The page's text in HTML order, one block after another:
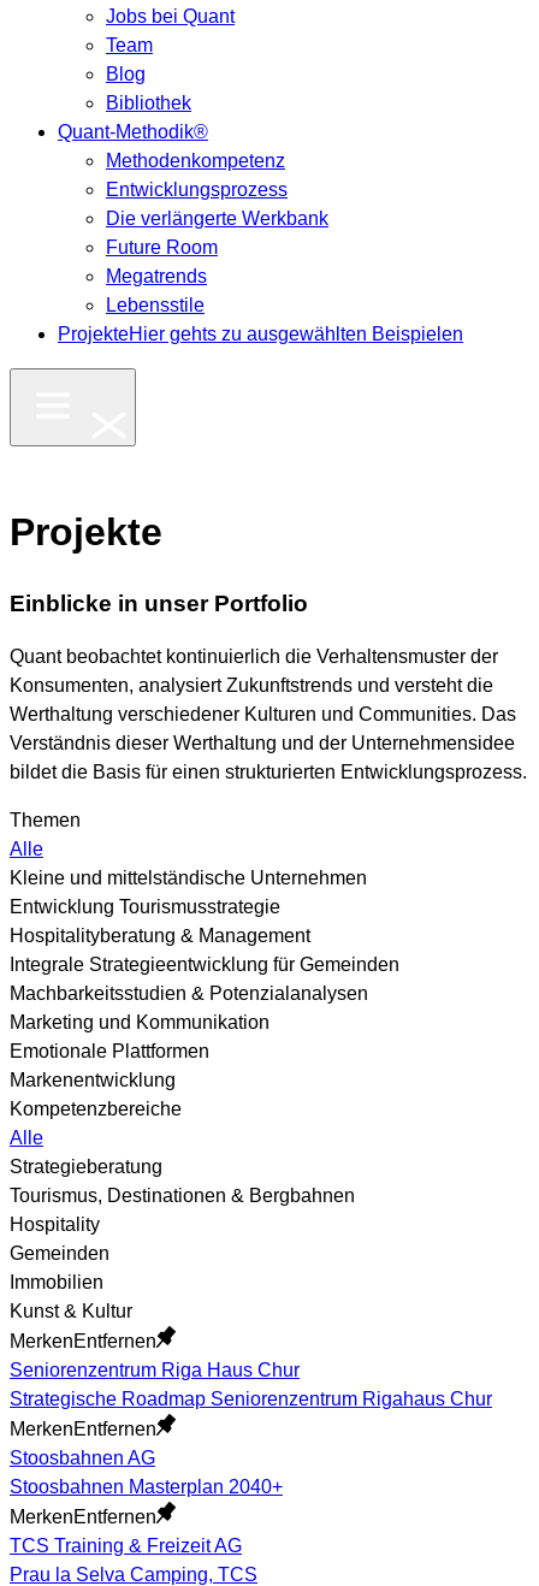
Jobs bei Quant
Team
Blog
Bibliothek
Quant-Methodik®
Methodenkompetenz
Entwicklungsprozess
Die verlängerte Werkbank
Future Room
Megatrends
Lebensstile
ProjekteHier gehts zu ausgewählten Beispielen
Projekte
Einblicke in unser Portfolio
Quant beobachtet kontinuierlich die Verhaltensmuster der
Konsumenten, analysiert Zukunftstrends und versteht die
Werthaltung verschiedener Kulturen und Communities. Das
Verständnis dieser Werthaltung und der Unternehmensidee
bildet die Basis für einen strukturierten Entwicklungsprozess.
Themen
Alle
Kleine und mittelständische Unternehmen
Entwicklung Tourismusstrategie
Hospitalityberatung & Management
Integrale Strategieentwicklung für Gemeinden
Machbarkeitsstudien & Potenzialanalysen
Marketing und Kommunikation
Emotionale Plattformen
Markenentwicklung
Kompetenzbereiche
Alle
Strategieberatung
Tourismus, Destinationen & Bergbahnen
Hospitality
Gemeinden
Immobilien
Kunst & Kultur
MerkenEntfernen
Seniorenzentrum Riga Haus Chur
Strategische Roadmap Seniorenzentrum Rigahaus Chur
MerkenEntfernen
Stoosbahnen AG
Stoosbahnen Masterplan 2040+
MerkenEntfernen
TCS Training & Freizeit AG
Prau la Selva Camping, TCS